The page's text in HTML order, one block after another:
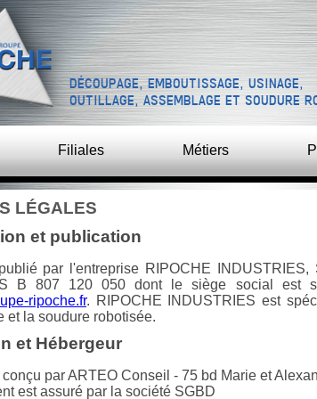
DÉCOUPAGE, EMBOUTISSAGE, USINAGE,
OUTILLAGE, ASSEMBLAGE ET SOUDURE
Filiales Métiers
LÉGALES
et publication
par l'entreprise RIPOCHE
B 807 120 050 dont le siège social est
ripoche.fr. RIPOCHE INDUSTRIES est
et la soudure robotisée.
et Hébergeur
par ARTEO Conseil - 75 bd Marie et
est assuré par la société SGBD